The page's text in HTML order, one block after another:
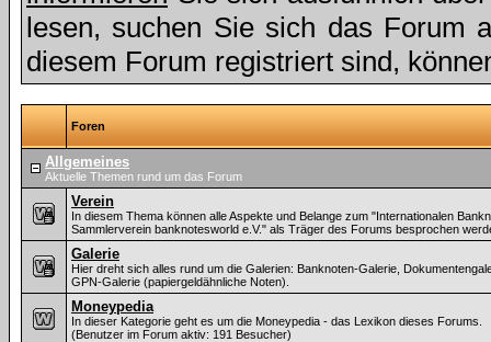
lesen, suchen Sie sich das Forum
diesem Forum registriert sind,
Foren
Allgemeines
Aktuelle Themen rund um das Forum
Verein
In diesem Thema können alle Aspekte und Belange zum "Internationalen
Sammlerverein banknotesworld e.V." als Träger des Forums besprochen
Galerie
Hier dreht sich alles rund um die Galerien: Banknoten-Galerie,
GPN-Galerie (papiergeldähnliche Noten).
Moneypedia
In dieser Kategorie geht es um die Moneypedia - das Lexikon dieses Forums.
(Benutzer im Forum aktiv: 191 Besucher)